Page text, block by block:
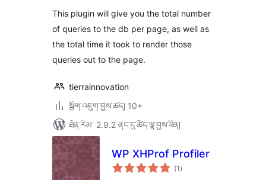
This plugin will give you the total number
of queries to the db per page, as well as
the total time it took to render those
queries out to the page.
tierrainnovation
སྒྲིག་འཇུག་བྱས་ཚད། 10+
ཐོན་རིམ་ 2.9.2 ནང་དུ་ཚོད་ལྟ་བྱས་ཟིན།
WP XHProf Profiler
(1 གདེང་
འཇོག་
)